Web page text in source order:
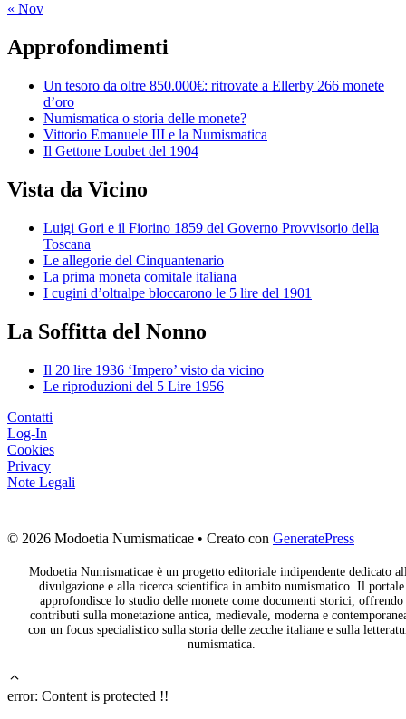
« Nov
Approfondimenti
Un tesoro da oltre 850.000€: ritrovate a Ellerby 266 monete
d’oro
Numismatica o storia delle monete?
Vittorio Emanuele III e la Numismatica
Il Gettone Loubet del 1904
Vista da Vicino
Luigi Gori e il Fiorino 1859 del Governo Provvisorio della
Toscana
Le allegorie del Cinquantenario
La prima moneta comitale italiana
I cugini d’oltralpe bloccarono le 5 lire del 1901
La Soffitta del Nonno
Il 20 lire 1936 ‘Impero’ visto da vicino
Le riproduzioni del 5 Lire 1956
Contatti
Log-In
Cookies
Privacy
Note Legali
© 2026 Modoetia Numismaticae • Creato con GeneratePress
Modoetia Numismaticae è un progetto editoriale indipendente dedicato
divulgazione e alla ricerca scientifica in ambito numismatico. Il portale
approfondisce lo studio delle monete come documenti storici, offrendo
contributi sulla monetazione antica, medievale, moderna e
con un focus specialistico sulla storia delle zecche italiane e sulla
numismatica.
error: Content is protected !!